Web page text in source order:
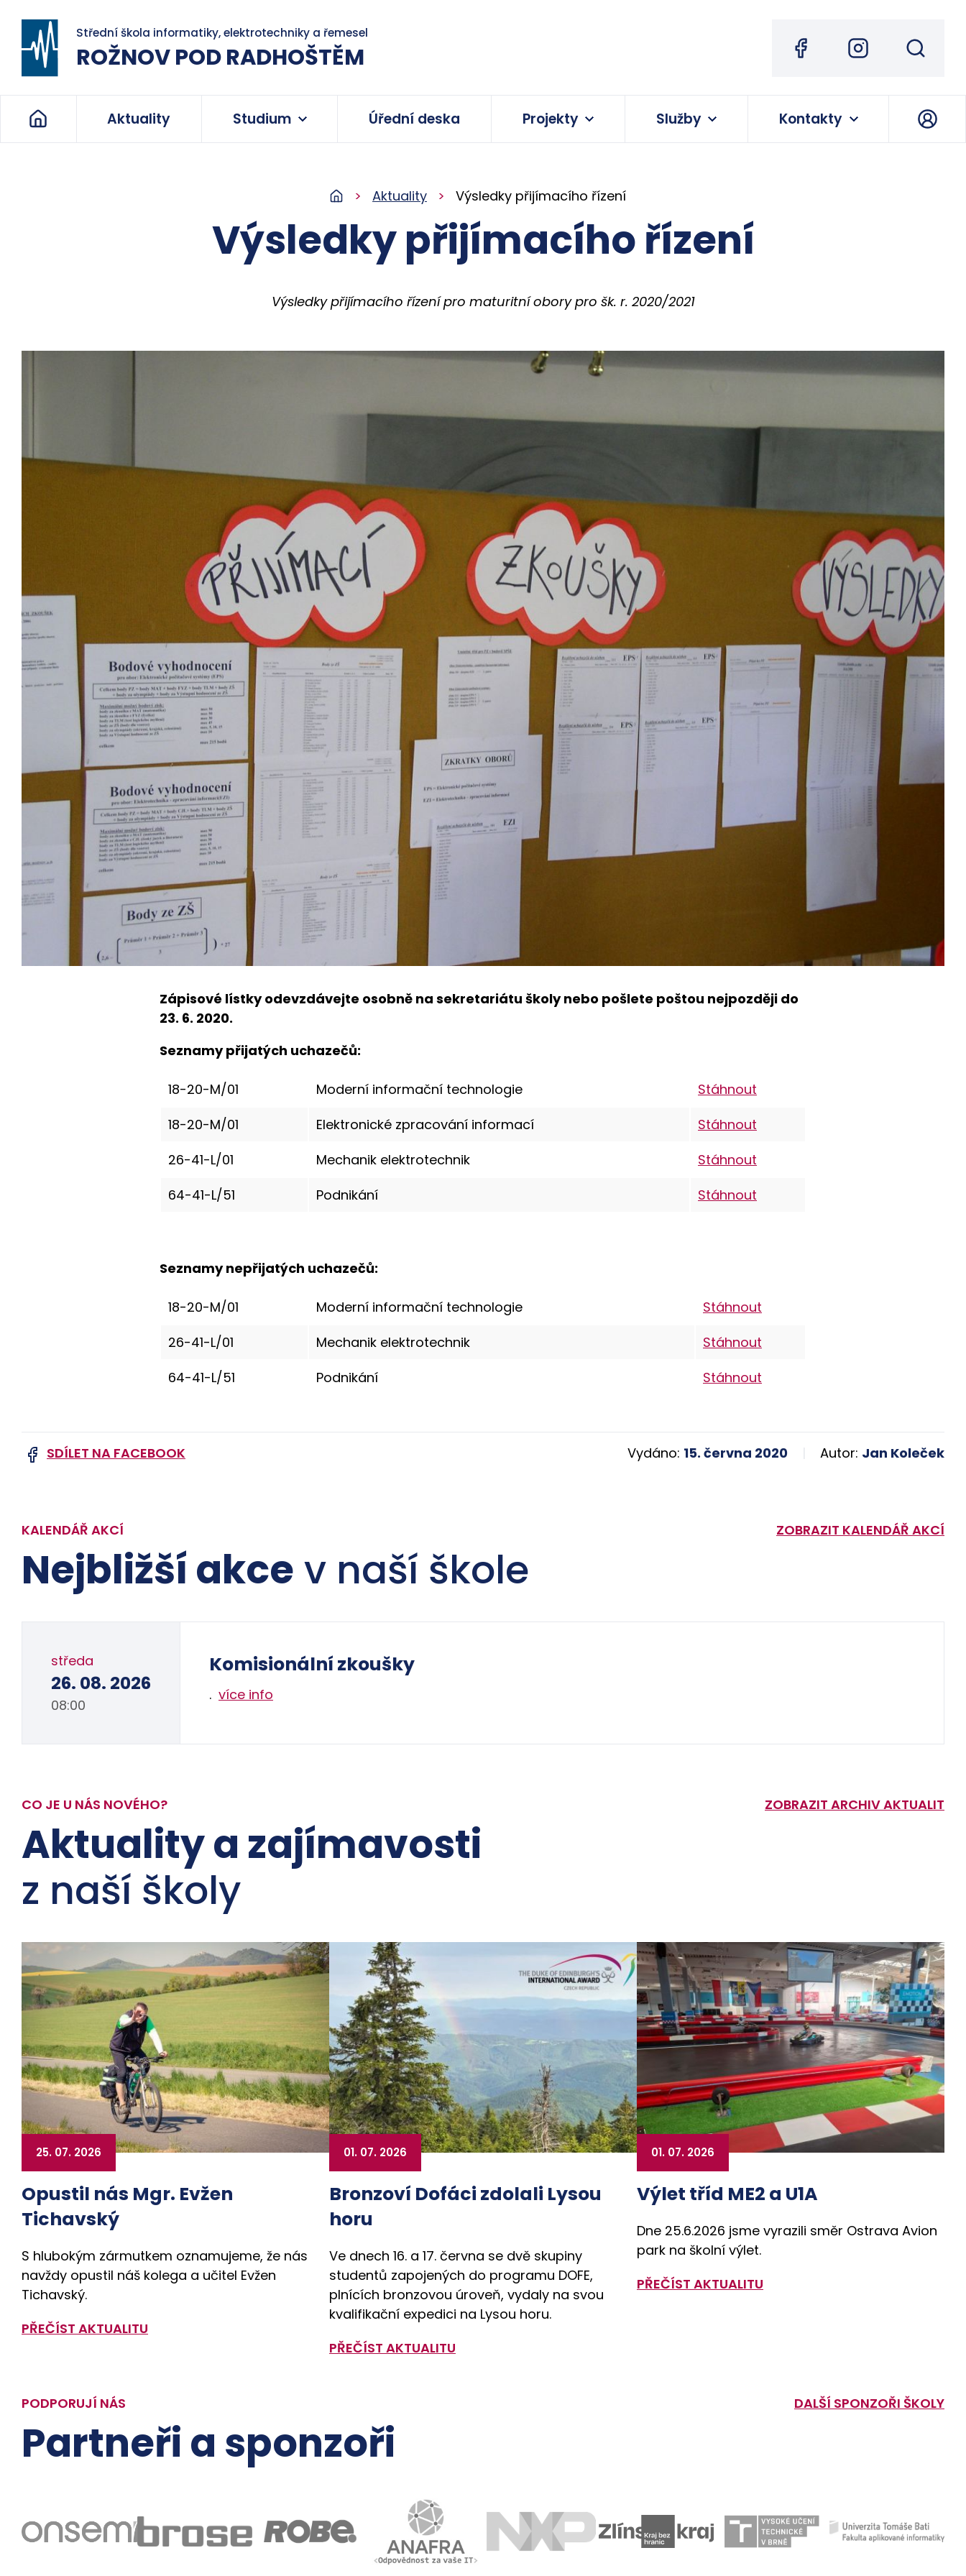
Střední škola informatiky, elektrotechniky a řemesel
ROŽNOV POD RADHOŠTĚM
Aktuality Studium Úřední deska Projekty Služby Kontakty
Aktuality Výsledky přijímacího řízení
Výsledky přijímacího řízení
Výsledky přijímacího řízení pro maturitní obory pro šk. r. 2020/2021
Zápisové lístky odevzdávejte osobně na sekretariátu školy nebo pošlete poštou nejpozději do
23. 6. 2020.
Seznamy přijatých uchazečů:
18-20-M/01 Moderní informační technologie
Stáhnout
18-20-M/01
Elektronické zpracování informací
Stáhnout
26-41-L/01
Mechanik elektrotechnik
Stáhnout
64-41-L/51
Podnikání Stáhnout
Seznamy nepřijatých uchazečů:
18-20-M/01 Moderní informační technologie
Stáhnout
26-41-L/01
Mechanik elektrotechnik
Stáhnout
64-41-L/51
Podnikání Stáhnout
SDÍLET NA FACEBOOK Vydáno: 15. června 2020 Autor: Jan Koleček
KALENDÁŘ AKCÍ
Nejbližší akcev naší škole
ZOBRAZIT KALENDÁŘ AKCÍ
středa
26. 08. 2026
08:00
Komisionální zkoušky
. více info
CO JE U NÁS NOVÉHO?
Aktuality a zajímavosti
z naší školy
ZOBRAZIT ARCHIV AKTUALIT
Opustil nás Mgr. Evžen
Tichavský
25. 07. 2026
S hlubokým zármutkem oznamujeme, že nás
navždy opustil náš kolega a učitel Evžen
Tichavský.
PŘEČÍST AKTUALITU
Bronzoví Dofáci zdolali Lysou
horu
01. 07. 2026
Ve dnech 16. a 17. června se dvě skupiny
studentů zapojených do programu DOFE,
plnících bronzovou úroveň, vydaly na svou
kvalifikační expedici na Lysou horu.
PŘEČÍST AKTUALITU
Výlet tříd ME2 a U1A
01. 07. 2026
Dne 25.6.2026 jsme vyrazili směr Ostrava Avion
park na školní výlet.
PŘEČÍST AKTUALITU
PODPORUJÍ NÁS
Partneři a sponzoři
DALŠÍ SPONZOŘI ŠKOLY